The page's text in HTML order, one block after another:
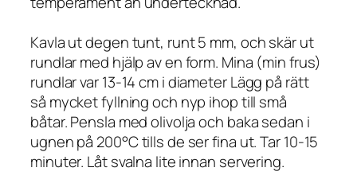
Kavla ut degen tunt, runt 5 mm, och skär ut
rundlar med hjälp av en form. Mina (min frus)
rundlar var 13-14 cm i diameter Lägg på rätt
så mycket fyllning och nyp ihop till små
båtar. Pensla med olivolja och baka sedan i
ugnen på 200°C tills de ser fina ut. Tar 10-15
minuter. Låt svalna lite innan servering.